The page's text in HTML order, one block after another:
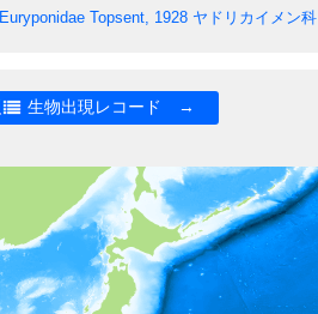
EuryponidaeTopsent, 1928ヤドリカイメン科
生物出現レコード →